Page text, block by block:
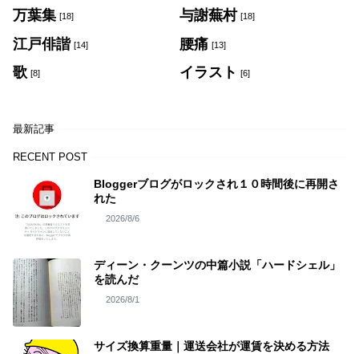
万葉集 [18] 与謝蕪村 [18]
江戸俳諧 [14] 腰痛 [13]
歌 [8] イラスト [6]
最新記事
RECENT POST
Bloggerブログがロックされ１０時間後に再開さ
れた
2026/8/6
ディーン・クーンツの中篇小説「ハードシェル」
を読んだ
2026/8/1
サイズ換算重量｜運送会社が運賃を決める方法